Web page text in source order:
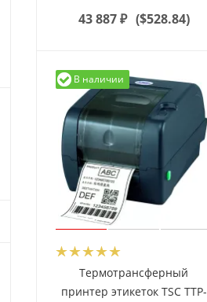
43 887₽ ($528.84)
В наличии
Термотрансферный
принтер этикеток TSC TTP-